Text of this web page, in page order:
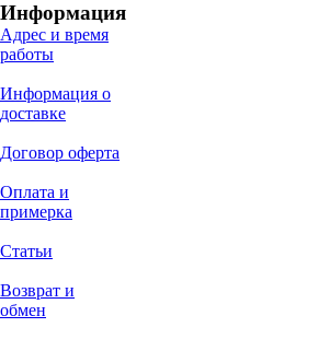
Информация
Адрес и время
работы
Информация о
доставке
Договор оферта
Оплата и
примерка
Статьи
Возврат и
обмен